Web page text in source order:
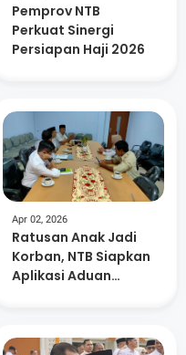
Pemprov NTB
Perkuat Sinergi
Persiapan Haji 2026
Apr 02, 2026
Ratusan Anak Jadi
Korban, NTB Siapkan
Aplikasi Aduan